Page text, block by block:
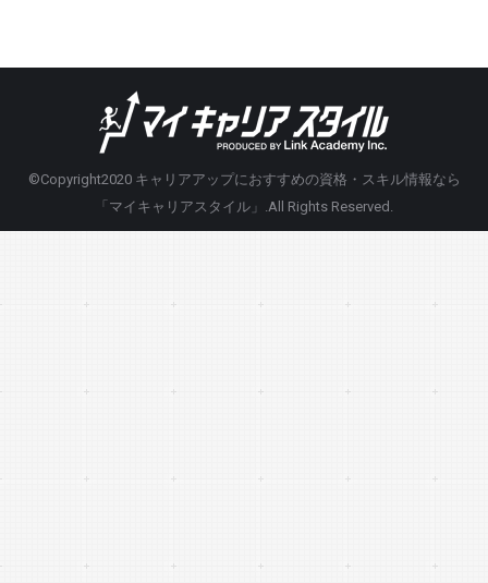
©Copyright2020 キャリアアップにおすすめの資格・スキル情報なら
「マイキャリアスタイル」 .All Rights Reserved.